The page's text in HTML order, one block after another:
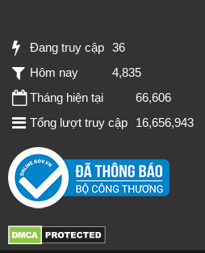
Đang truy cập 36
Hôm nay
4,835
Tháng hiện tại
66,606
Tổng lượt truy cập
16,656,943